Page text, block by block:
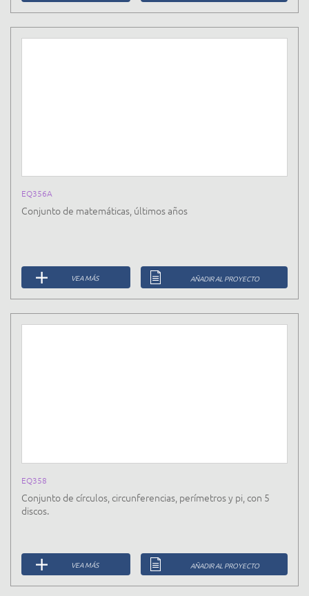
EQ356A
Conjunto de matemáticas, últimos años
VEA MÁS AÑADIR AL PROYECTO
EQ358
Conjunto de círculos, circunferencias, perímetros y pi, con 5
discos.
VEA MÁS AÑADIR AL PROYECTO